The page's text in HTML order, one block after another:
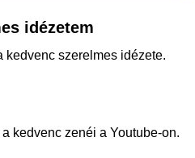
idézetem
kedvenc szerelmes idézete.
kedvenc zenéi a Youtube-on.